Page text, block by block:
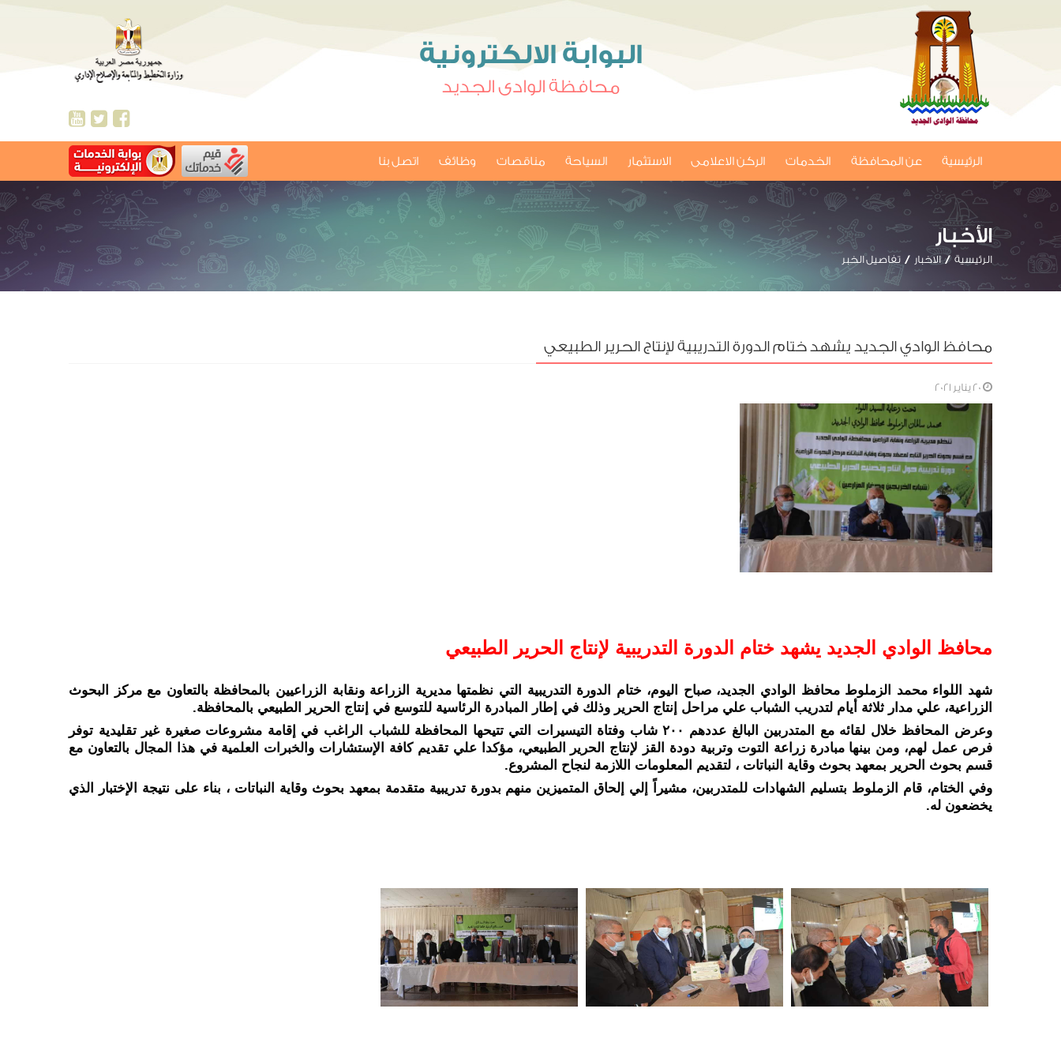
البوابة الالكترونية
محافظة الوادى الجديد
الرئيسية عن المحافظة الخدمات الركن الاعلامى الاستثمار السياحة مناقصات وظائف اتصل بنا
الأخبار
الرئيسية الاخبار تفاصيل الخبر
محافظ الوادي الجديد يشهد ختام الدورة التدريبية لإنتاج الحرير الطبيعي
محافظ الوادي الجديد يشهد ختام الدورة التدريبية لإنتاج الحرير الطبيعي
الزراعية، علي مدار ثلاثة أيام لتدريب الشباب علي مراحل إنتاج الحرير وذلك في إطار المبادرة الرئاسية للتوسع في إنتاج الحرير الطبيعي بالمحافظة.
قسم بحوث الحرير بمعهد بحوث وقاية النباتات ، لتقديم المعلومات اللازمة لنجاح المشروع.
يخضعون له.